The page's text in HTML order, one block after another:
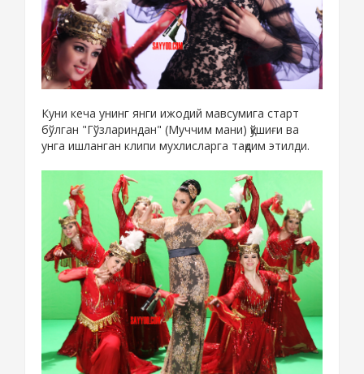
Куни кеча унинг янги ижодий мавсумига старт
бўлган "Гўзлариндан" (Муччим мани) қўшиғи ва
унга ишланган клипи мухлисларга тақдим этилди.